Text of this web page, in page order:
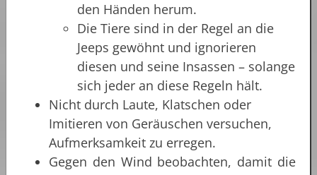
den Händen herum.
Die Tiere sind in der Regel an die
Jeeps gewöhnt und ignorieren
diesen und seine Insassen – solange
sich jeder an diese Regeln hält.
Nicht durch Laute, Klatschen oder
Imitieren von Geräuschen versuchen,
Aufmerksamkeit zu erregen.
Gegen den Wind beobachten, damit die